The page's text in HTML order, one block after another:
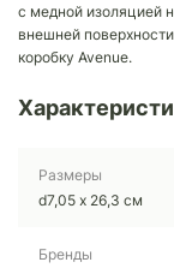
с медной изоляцией
внешней
коробку Avenue.
Размеры
d7,05 х 26,3 см
Бренды